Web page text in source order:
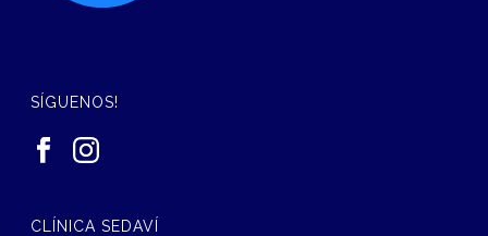
SÍGUENOS!
CLÍNICA SEDAVÍ